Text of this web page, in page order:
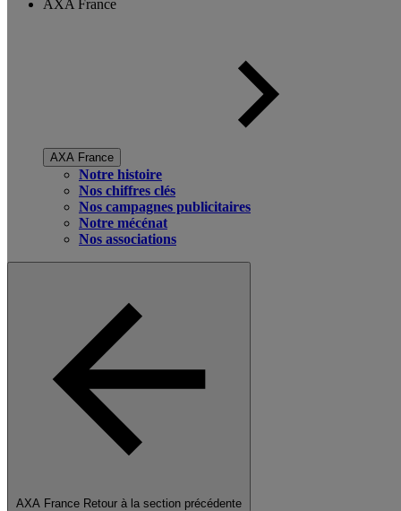
AXA France
AXA France
Notre histoire
Nos chiffres clés
Nos campagnes publicitaires
Notre mécénat
Nos associations
AXA France Retour à la section précédente